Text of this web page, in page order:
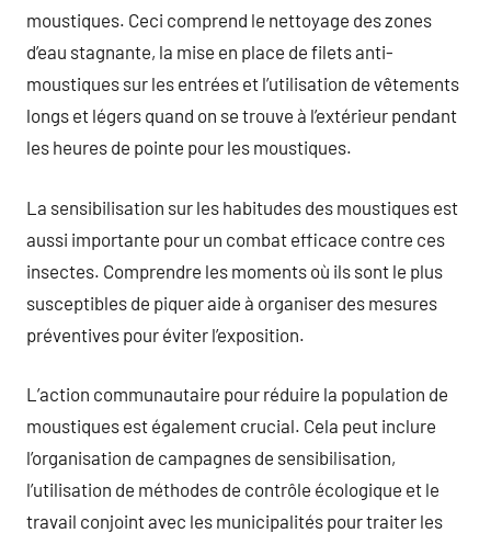
moustiques. Ceci comprend le nettoyage des zones
d’eau stagnante, la mise en place de filets anti-
moustiques sur les entrées et l’utilisation de vêtements
longs et légers quand on se trouve à l’extérieur pendant
les heures de pointe pour les moustiques.
La sensibilisation sur les habitudes des moustiques est
aussi importante pour un combat efficace contre ces
insectes. Comprendre les moments où ils sont le plus
susceptibles de piquer aide à organiser des mesures
préventives pour éviter l’exposition.
L’action communautaire pour réduire la population de
moustiques est également crucial. Cela peut inclure
l’organisation de campagnes de sensibilisation,
l’utilisation de méthodes de contrôle écologique et le
travail conjoint avec les municipalités pour traiter les